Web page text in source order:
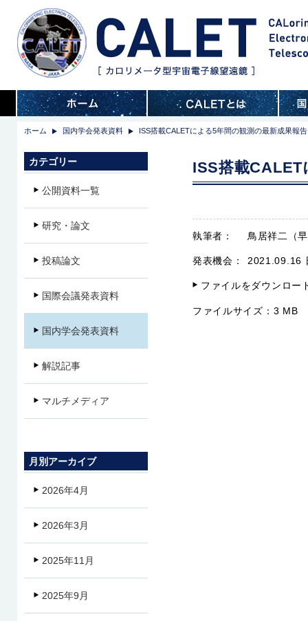
ホーム 国内学会発表資料 ISS搭載CALETによる5年間の観測の最新成果報告
ISS搭載CALET
執筆者： 鳥居祥二（
発表機会： 2021.09.16
ファイルをダウンロー
ファイルサイズ： 3 MB
カテゴリー
公開資料一覧
研究・論文
投稿論文
国際会議発表資料
国内学会発表資料
解説記事
マルチメディア
月別アーカイブ
2026年4月
2026年3月
2025年11月
2025年9月